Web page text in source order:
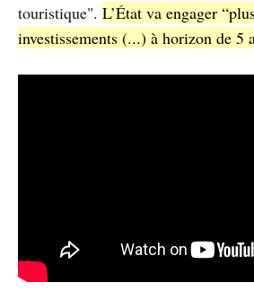
touristique". L’État va engager
investissements (...) à horizon de 5